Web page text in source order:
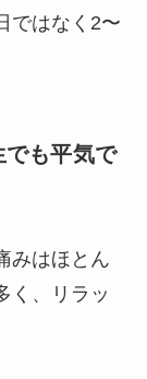
ではなく2〜
も平気で
みはほとん
く、リラッ